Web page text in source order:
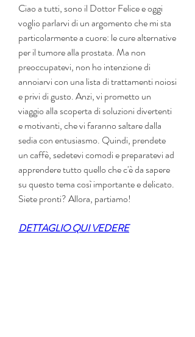
Ciao a tutti, sono il Dottor Felice e oggi
voglio parlarvi di un argomento che mi sta
particolarmente a cuore: le cure alternative
per il tumore alla prostata. Ma non
preoccupatevi, non ho intenzione di
annoiarvi con una lista di trattamenti noiosi
e privi di gusto. Anzi, vi prometto un
viaggio alla scoperta di soluzioni divertenti
e motivanti, che vi faranno saltare dalla
sedia con entusiasmo. Quindi, prendete
un caffè, sedetevi comodi e preparatevi ad
apprendere tutto quello che c'è da sapere
su questo tema così importante e delicato.
Siete pronti? Allora, partiamo!
DETTAGLIO QUI VEDERE